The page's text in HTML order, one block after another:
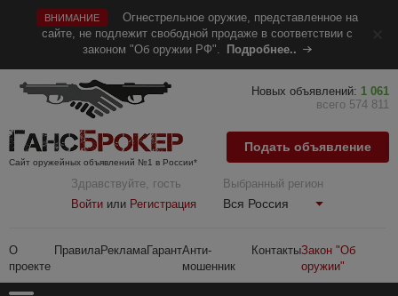
ВНИМАНИЕ
Огнестрельное оружие, представленное на
сайте, не подлежит свободной продаже в соответствии с
законом "Об оружии РФ".
Подробнее..
Сайт оружейных объявлений №1 в России*
Здравствуйте, гость
Войти или Регистрация
Выбранный регион
Вся Россия
О
проекте
ПравилаРекламаГарантАнти-
мошенник
КонтактыЗакон "Об
оружии"
Новых объявлений: 1 061
всего 574 811
Подать объявление